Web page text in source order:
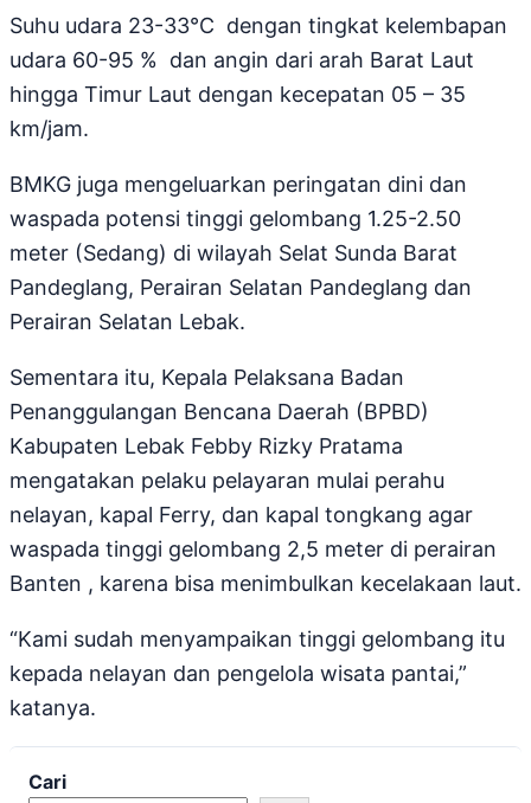
Suhu udara 23-33°C dengan tingkat kelembapan
udara 60-95 % dan angin dari arah Barat Laut
hingga Timur Laut dengan kecepatan 05 – 35
km/jam.
BMKG juga mengeluarkan peringatan dini dan
waspada potensi tinggi gelombang 1.25-2.50
meter (Sedang) di wilayah Selat Sunda Barat
Pandeglang, Perairan Selatan Pandeglang dan
Perairan Selatan Lebak.
Sementara itu, Kepala Pelaksana Badan
Penanggulangan Bencana Daerah (BPBD)
Kabupaten Lebak Febby Rizky Pratama
mengatakan pelaku pelayaran mulai perahu
nelayan, kapal Ferry, dan kapal tongkang agar
waspada tinggi gelombang 2,5 meter di perairan
Banten , karena bisa menimbulkan kecelakaan laut.
“Kami sudah menyampaikan tinggi gelombang itu
kepada nelayan dan pengelola wisata pantai,”
katanya.
Cari